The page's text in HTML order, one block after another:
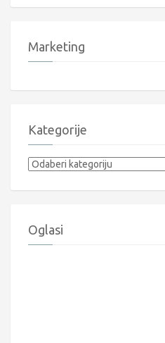
Marketing
Kategorije
Kategorije
Oglasi